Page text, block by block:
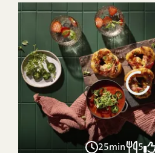
25min 5